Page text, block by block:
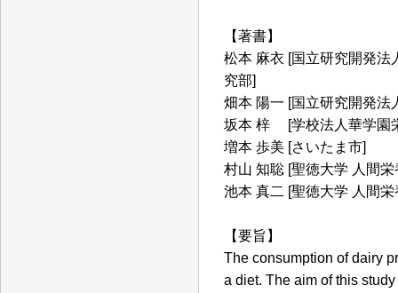
【著書】
松本 麻衣 [国立研究開発
究部]
畑本 陽一 [国立研究開発
坂本 梓 [学校法人華学園
増本 歩美 [さいたま市]
村山 知聡 [聖徳大学 人間栄
池本 真二 [聖徳大学 人間栄
【要旨】
The consumption of dairy
a diet. The aim of this